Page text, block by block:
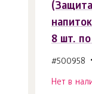
8 шт.
#500958
Нет в